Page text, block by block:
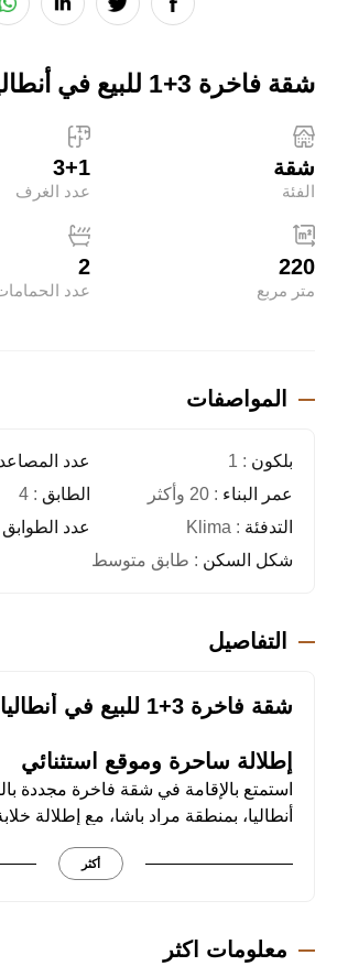
شقة فاخرة 3+1 للبيع في أنطاليا مراد باشا
شقة
الفئة
3+1
عدد الغرف
220
متر مربع
2
عدد
المواصفات
بلكون : 1 عدد المصاعد
عمر البناء : 20 وأكثر الطابق : 4
التدفئة : Klima عدد الطوابق
شكل السكن : طابق متوسط
التفاصيل
شقة فاخرة 3+1 للبيع في أنطاليا مراد باشا
إطلالة ساحرة وموقع استثنائي
استمتع بالإقامة في شقة فاخرة مجددة
أنطاليا، بمنطقة مراد باشا، مع إطلالة
القلعة والجبال. تبعد
يجعلها خيارًا مثاليًا للباحثين عن الراحة
• المساحة: 220 متر مربع
أكثر
معلومات اكثر